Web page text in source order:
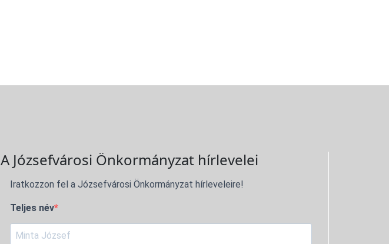
A Józsefvárosi Önkormányzat hírlevelei
Iratkozzon fel a Józsefvárosi Önkormányzat hírleveleire!
Teljes név